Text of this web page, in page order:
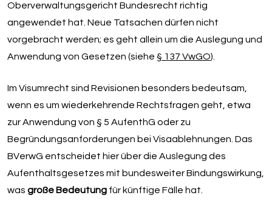
Oberverwaltungsgericht Bundesrecht richtig
angewendet hat. Neue Tatsachen dürfen nicht
vorgebracht werden; es geht allein um die Auslegung und
Anwendung von Gesetzen (siehe § 137 VwGO).
Im Visumrecht sind Revisionen besonders bedeutsam,
wenn es um wiederkehrende Rechtsfragen geht, etwa
zur Anwendung von § 5 AufenthG oder zu
Begründungsanforderungen bei Visaablehnungen. Das
BVerwG entscheidet hier über die Auslegung des
Aufenthaltsgesetzes mit bundesweiter Bindungswirkung,
was große Bedeutungfür künftige Fälle hat.